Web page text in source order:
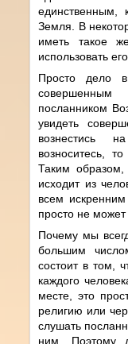
единственным,
Земля. В
иметь такое
использовать
Просто дело
посланником
увидеть
вознестись
возноситесь,
Таким
исходит из
всем
просто не может
Почему мы
большим
состоит в том,
каждого
месте, это
религию или
слушать
ним. Поэтому